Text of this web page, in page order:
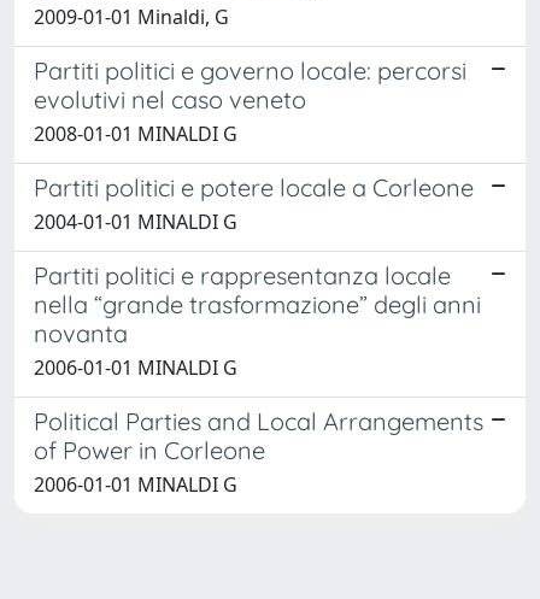
2009-01-01 Minaldi, G
Partiti politici e governo locale: percorsi
evolutivi nel caso veneto
2008-01-01 MINALDI G
Partiti politici e potere locale a Corleone
2004-01-01 MINALDI G
Partiti politici e rappresentanza locale
nella “grande trasformazione” degli anni
novanta
2006-01-01 MINALDI G
Political Parties and Local Arrangements
of Power in Corleone
2006-01-01 MINALDI G